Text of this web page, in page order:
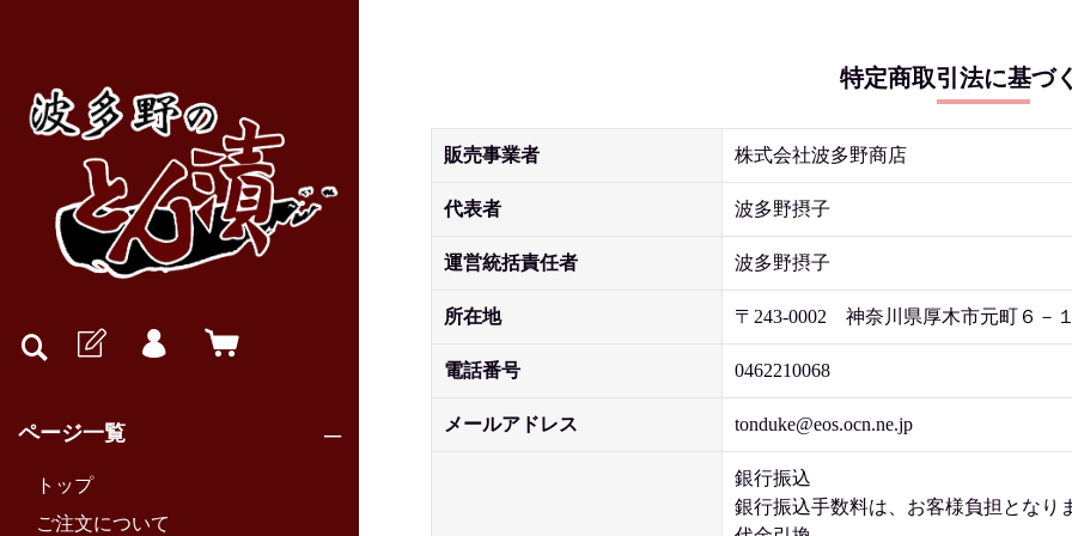
ページ一覧
トップ
ご注文について
特定商取引法に基づ
販売事業者 株式会社波多野商店
代表者 波多野摂子
運営統括責任者 波多野摂子
所在地 〒243-0002 神奈川県厚木市元町６－
電話番号 0462210068
メールアドレス tonduke@eos.ocn.ne.jp
銀行振込
銀行振込手数料は、お客様負担となり